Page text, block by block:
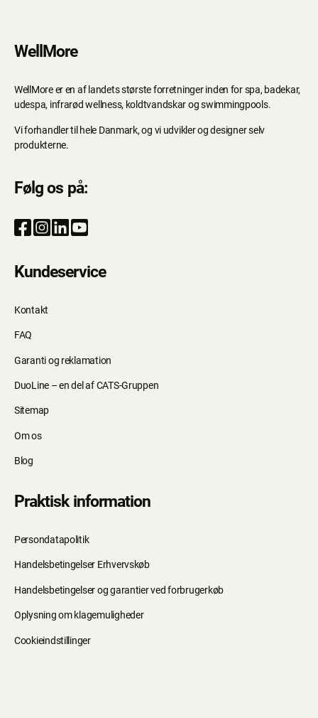
WellMore
WellMore er en af landets største forretninger inden for spa, badekar,
udespa, infrarød wellness, koldtvandskar og swimmingpools.
Vi forhandler til hele Danmark, og vi udvikler og designer selv
produkterne.
Følg os på:
Kundeservice
Kontakt
FAQ
Garanti og reklamation
DuoLine – en del af CATS-Gruppen
Sitemap
Om os
Blog
Praktisk information
Persondatapolitik
Handelsbetingelser Erhvervskøb
Handelsbetingelser og garantier ved forbrugerkøb
Oplysning om klagemuligheder
Cookieindstillinger